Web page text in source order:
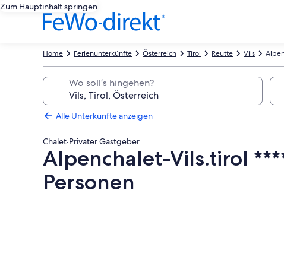
Zum Hauptinhalt springen
Vils
Reutte
Tirol
Österreich
Ferienunterkünfte
Home
Wo soll’s hingehen?
Alle Unterkünfte anzeigen
Chalet·Privater Gastgeber
Alpenchalet-Vils.tirol
Personen